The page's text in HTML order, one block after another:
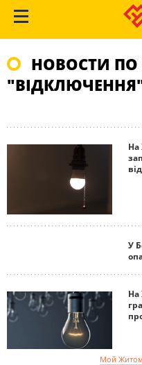
НОВОСТИ ПО
На
У
На
Мой